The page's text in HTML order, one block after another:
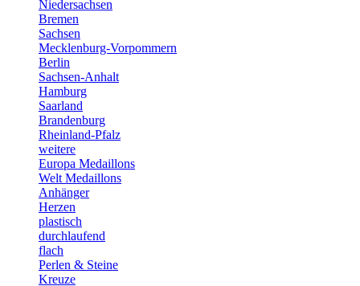
Niedersachsen
Bremen
Sachsen
Mecklenburg-Vorpommern
Berlin
Sachsen-Anhalt
Hamburg
Saarland
Brandenburg
Rheinland-Pfalz
weitere
Europa Medaillons
Welt Medaillons
Anhänger
Herzen
plastisch
durchlaufend
flach
Perlen & Steine
Kreuze